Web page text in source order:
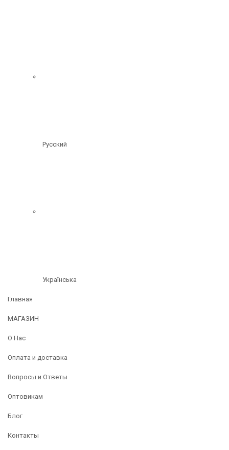
Русский
Українська
Главная
МАГАЗИН
О Нас
Оплата и доставка
Вопросы и Ответы
Оптовикам
Блог
Контакты